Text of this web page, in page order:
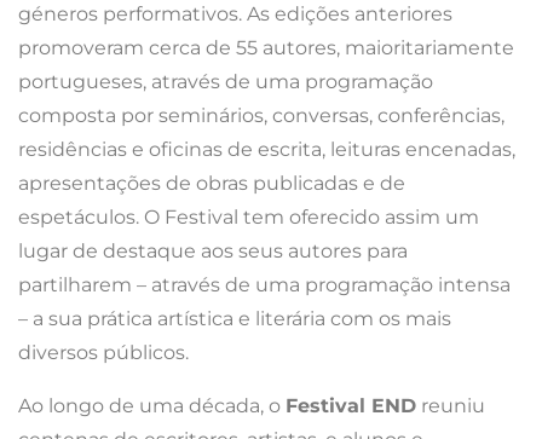
géneros performativos. As edições anteriores
promoveram cerca de 55 autores, maioritariamente
portugueses, através de uma programação
composta por seminários, conversas, conferências,
residências e oficinas de escrita, leituras encenadas,
apresentações de obras publicadas e de
espetáculos. O Festival tem oferecido assim um
lugar de destaque aos seus autores para
partilharem – através de uma programação intensa
– a sua prática artística e literária com os mais
diversos públicos.
Ao longo de uma década, o Festival END reuniu